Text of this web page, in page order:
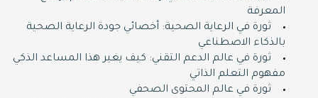
المعرفة
ثورة في الرعاية الصحية: أخصائي جودة الرعاية الصحية
بالذكاء الاصطناعي
ثورة في عالم الدعم التقني: كيف يغير هذا المساعد الذكي
مفهوم التعلم الذاتي
ثورة في عالم المحتوى الصحفي